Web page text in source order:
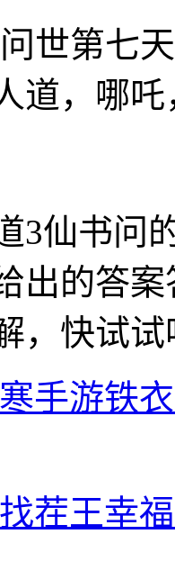
世第七
道，哪
3仙书问
出的答
，快试试
手游铁
茬王幸